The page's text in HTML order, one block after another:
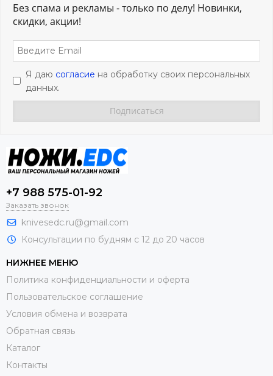
Без спама и рекламы - только по делу! Новинки,
скидки, акции!
Я даю согласие на обработку своих персональных
данных.
+7 988 575-01-92
Заказать звонок
knivesedc.ru@gmail.com
Консультации по будням с 12 до 20 часов
НИЖНЕЕ МЕНЮ
Политика конфиденциальности и оферта
Пользовательское соглашение
Условия обмена и возврата
Обратная связь
Каталог
Контакты